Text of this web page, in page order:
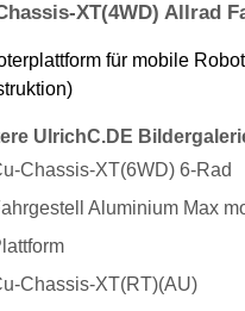
XT(4WD) Allrad
für mobile
UlrichC.DE
Chassis-XT(6WD) 6-Rad
Aluminium Max
Chassis-XT(RT)(AU)